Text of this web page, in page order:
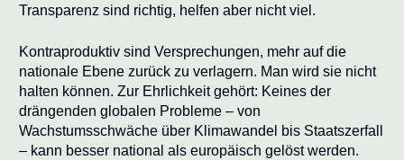
Transparenz sind richtig, helfen aber nicht viel.
Kontraproduktiv sind Versprechungen, mehr auf die
nationale Ebene zurück zu verlagern. Man wird sie nicht
halten können. Zur Ehrlichkeit gehört: Keines der
drängenden globalen Probleme – von
Wachstumsschwäche über Klimawandel bis Staatszerfall
– kann besser national als europäisch gelöst werden.